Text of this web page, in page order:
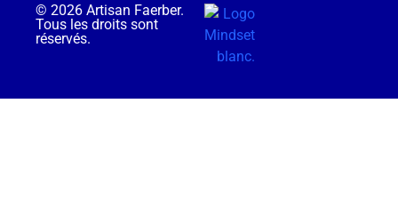
© 2026 Artisan Faerber.
Tous les droits sont
réservés.